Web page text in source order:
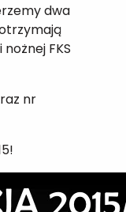
dwa
FKS
nr